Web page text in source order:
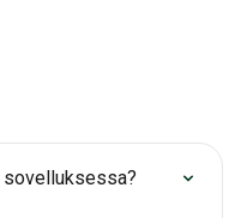
sovelluksessa?